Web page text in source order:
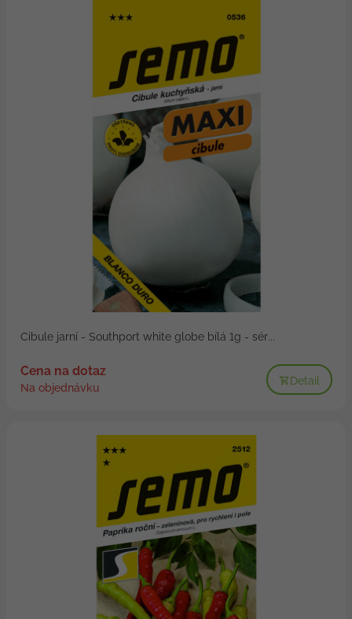
Cibule jarní - Southport white globe bílá 1g - sér...
Cena na dotaz
Na objednávku
Detail